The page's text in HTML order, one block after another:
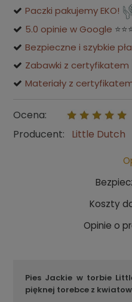
Paczki pakujemy EKO!
5.0 opinie w Google
Bezpieczne i szybkie
Zabawki z certyfikatem
Materiały z
Ocena:
Producent:
Little Dutch
Koszty
Cena nie zawiera
Opinie o
Pies Jackie w torbie
pięknej torebce z